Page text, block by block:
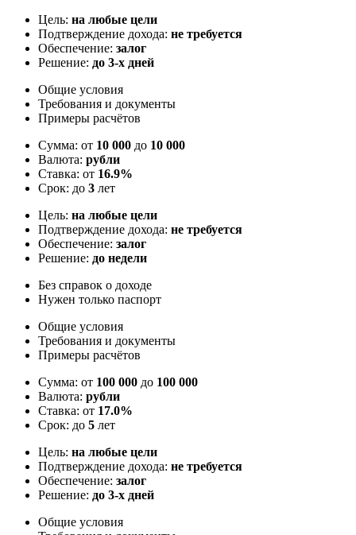
Цель: на любые цели
Подтверждение дохода: не требуется
Обеспечение: залог
Решение: до 3-х дней
Общие условия
Требования и документы
Примеры расчётов
Сумма: от 10 000 до 10 000
Валюта: рубли
Ставка: от 16.9%
Срок: до 3 лет
Цель: на любые цели
Подтверждение дохода: не требуется
Обеспечение: залог
Решение: до недели
Без справок о доходе
Нужен только паспорт
Общие условия
Требования и документы
Примеры расчётов
Сумма: от 100 000 до 100 000
Валюта: рубли
Ставка: от 17.0%
Срок: до 5 лет
Цель: на любые цели
Подтверждение дохода: не требуется
Обеспечение: залог
Решение: до 3-х дней
Общие условия